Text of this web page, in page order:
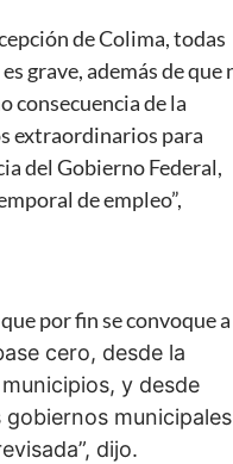
de Colima, todas
grave, además de que
consecuencia de la
extraordinarios para
del Gobierno Federal,
de empleo”,
por fin se convoque a
cero, desde la
y desde
dijo.